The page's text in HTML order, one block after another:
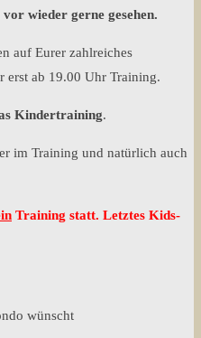
wieder gerne gesehen.
auf Eurer zahlreiches
erst ab 19.00 Uhr Training.
Kindertraining.
im Training und natürlich auch
Training statt. Letztes Kids-
wünscht